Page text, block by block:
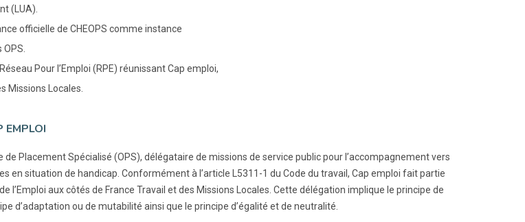
(LUA).
officielle de CHEOPS comme instance
Pour l’Emploi (RPE) réunissant Cap emploi,
Missions Locales.
EMPLOI
de Placement Spécialisé (OPS), délégataire de missions de service public pour l’accompagnement vers
en situation de handicap. Conformément à l’article L5311-1 du Code du travail, Cap emploi fait partie
l’Emploi aux côtés de France Travail et des Missions Locales. Cette délégation implique le principe de
d’adaptation ou de mutabilité ainsi que le principe d’égalité et de neutralité.